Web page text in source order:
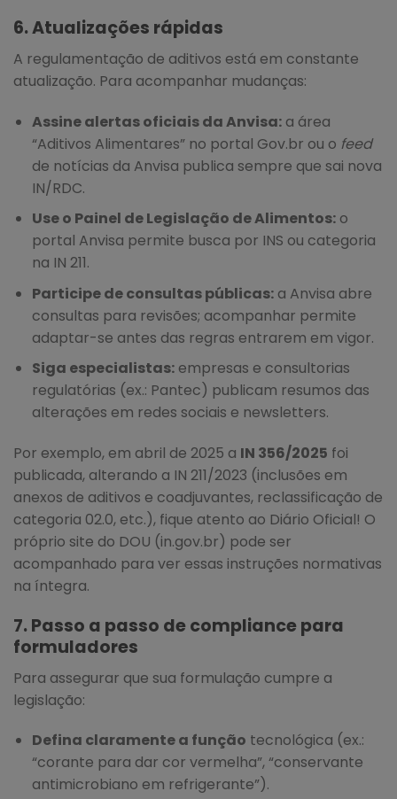
6. Atualizações rápidas
A regulamentação de aditivos está em constante
atualização. Para acompanhar mudanças:
Assine alertas oficiais da Anvisa:a área
“Aditivos Alimentares” no portal Gov.br ou o feed
de notícias da Anvisa publica sempre que sai nova
IN/RDC.
Use o Painel de Legislação de Alimentos:o
portal Anvisa permite busca por INS ou categoria
na IN 211.
Participe de consultas públicas:a Anvisa abre
consultas para revisões; acompanhar permite
adaptar-se antes das regras entrarem em vigor.
Siga especialistas:empresas e consultorias
regulatórias (ex.: Pantec) publicam resumos das
alterações em redes sociais e newsletters.
Por exemplo, em abril de 2025 a IN 356/2025 foi
publicada, alterando a IN 211/2023 (inclusões em
anexos de aditivos e coadjuvantes, reclassificação de
categoria 02.0, etc.), fique atento ao Diário Oficial! O
próprio site do DOU (in.gov.br) pode ser
acompanhado para ver essas instruções normativas
na íntegra.
7. Passo a passo de compliance para
formuladores
Para assegurar que sua formulação cumpre a
legislação:
Defina claramente a função tecnológica (ex.:
“corante para dar cor vermelha”, “conservante
antimicrobiano em refrigerante”).